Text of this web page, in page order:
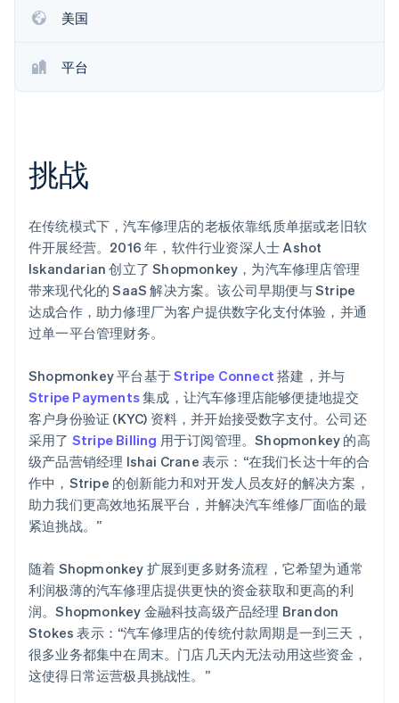
美国
平台
挑战
在传统模式下，汽车修理店的老板依靠纸质单据或老旧软
件开展经营。2016 年，软件行业资深人士 Ashot
Iskandarian 创立了 Shopmonkey，为汽车修理店管理
带来现代化的 SaaS 解决方案。该公司早期便与 Stripe
达成合作，助力修理厂为客户提供数字化支付体验，并通
过单一平台管理财务。
Shopmonkey 平台基于Stripe Connect 搭建，并与
Stripe Payments集成，让汽车修理店能够便捷地提交
客户身份验证 (KYC) 资料，并开始接受数字支付。公司还
采用了 Stripe Billing 用于订阅管理。Shopmonkey 的高
级产品营销经理 Ishai Crane 表示：“在我们长达十年的合
作中，Stripe 的创新能力和对开发人员友好的解决方案，
助力我们更高效地拓展平台，并解决汽车维修厂面临的最
紧迫挑战。”
随着 Shopmonkey 扩展到更多财务流程，它希望为通常
利润极薄的汽车修理店提供更快的资金获取和更高的利
润。Shopmonkey 金融科技高级产品经理 Brandon
Stokes 表示：“汽车修理店的传统付款周期是一到三天，
很多业务都集中在周末。门店几天内无法动用这些资金，
这使得日常运营极具挑战性。”